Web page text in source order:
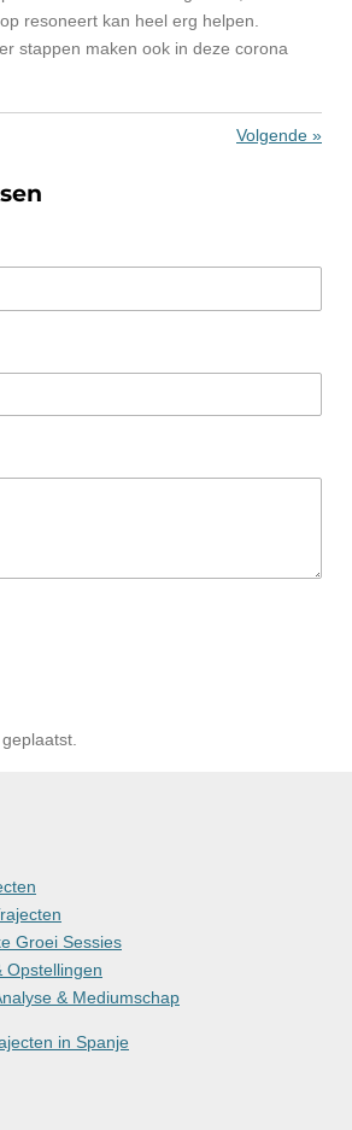
resoneert kan heel erg helpen.
stappen maken ook in deze corona
Volgende »
Groei Sessies
Opstellingen
& Mediumschap
in Spanje